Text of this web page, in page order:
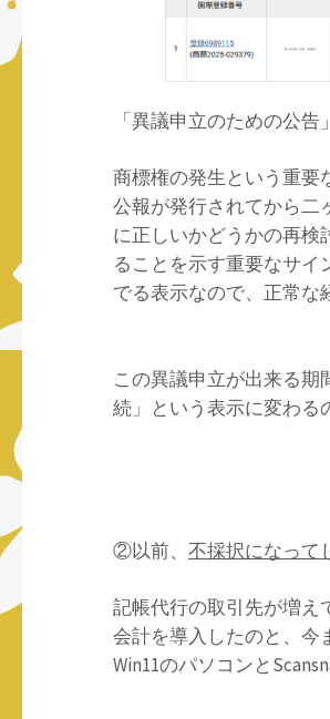
「異議申立のための公
商標権の発生という重要
公報が発行されてから二
に正しいかどうかの再検
ることを示す重要なサ
でる表示なので、正常な
この異議申立が出来る
続」という表示に変わる
②以前、 不採択になって
記帳代行の取引先が増え
会計を導入したのと、今
Win11のパソコンと